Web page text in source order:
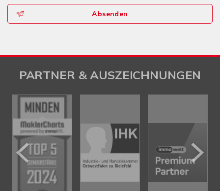
Absenden
PARTNER & AUSZEICHNUNGEN